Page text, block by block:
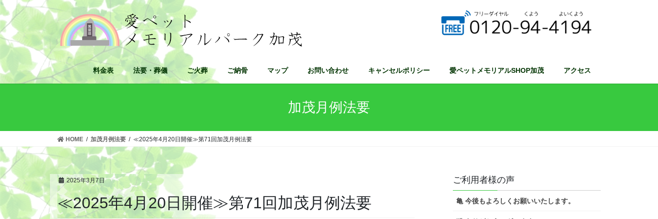
コ
ン
テ
ン
へ
ス
ナ
ビ
ゲ
ー
ョ
ン
料金表 法要・葬儀 ご火葬 ご納骨 マップ お問い合わせ キャンセルポリシー 愛ペットメモリアルSHOP加茂 アクセス
加茂月例法要
HOME 加茂月例法要 ≪2025年4月20日開催≫第71回加茂月例法要
2025年3月7日
≪2025年4月20日開催≫第71回加茂月例法要
ご利用者様の声
亀 今後もよろしくお願いいたします。